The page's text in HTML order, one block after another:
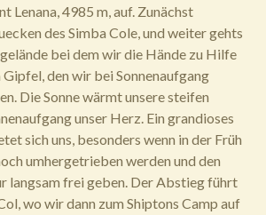
Lenana, 4985 m, auf. Zunächst
des Simba Cole, und weiter gehts
bei dem wir die Hände zu Hilfe
Gipfel, den wir bei Sonnenaufgang
Die Sonne wärmt unsere steifen
unser Herz. Ein grandioses
sich uns, besonders wenn in der Früh
umhergetrieben werden und den
langsam frei geben. Der Abstieg führt
wo wir dann zum Shiptons Camp auf